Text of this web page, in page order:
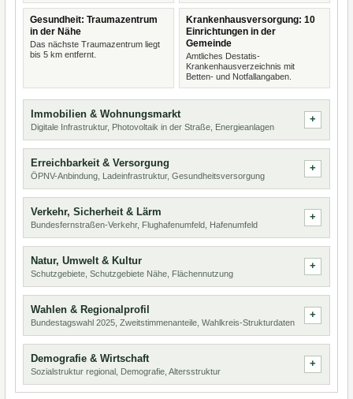
Gesundheit: Traumazentrum
in der Nähe
Das nächste Traumazentrum liegt
bis 5 km entfernt.
Krankenhausversorgung: 10
Einrichtungen in der
Gemeinde
Amtliches Destatis-
Krankenhausverzeichnis mit
Betten- und Notfallangaben.
Immobilien & Wohnungsmarkt
Digitale Infrastruktur, Photovoltaik in der Straße, Energieanlagen
Erreichbarkeit & Versorgung
ÖPNV-Anbindung, Ladeinfrastruktur, Gesundheitsversorgung
Verkehr, Sicherheit & Lärm
Bundesfernstraßen-Verkehr, Flughafenumfeld, Hafenumfeld
Natur, Umwelt & Kultur
Schutzgebiete, Schutzgebiete Nähe, Flächennutzung
Wahlen & Regionalprofil
Bundestagswahl 2025, Zweitstimmenanteile, Wahlkreis-Strukturdaten
Demografie & Wirtschaft
Sozialstruktur regional, Demografie, Altersstruktur